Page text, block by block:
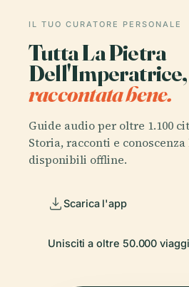
IL TUO CURATORE PERSONALE
Tutta La Pietra
Dell'Imperatrice,
raccontata bene.
Guide audio per oltre 1.100
Storia, racconti e
disponibili offline.
Scarica l'app
Unisciti a oltre 50.000